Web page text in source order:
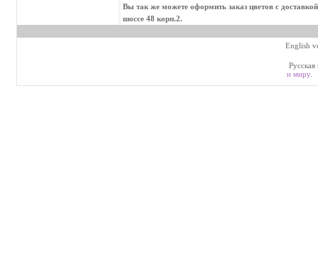
Вы так же можете оформить заказ цветов с
шоссе 48 корп.2.
English
и миру.